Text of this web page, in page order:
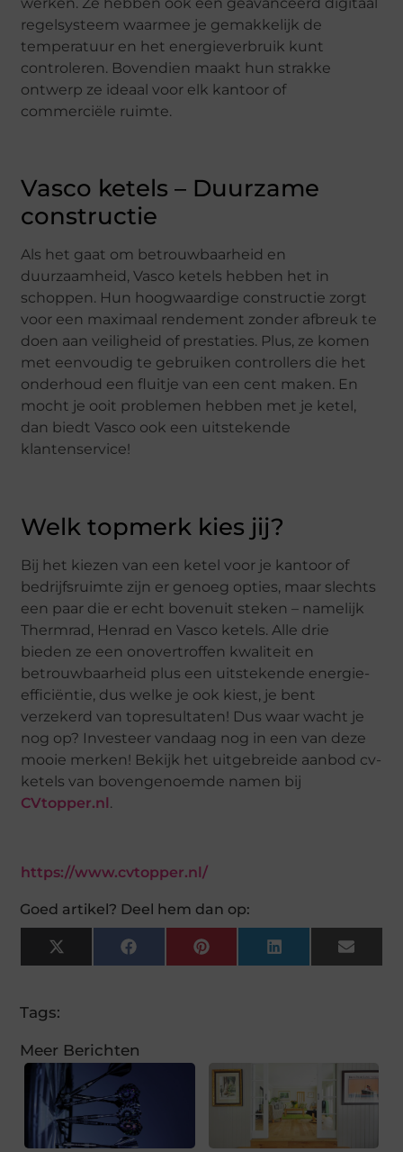
regelsysteem waarmee je gemakkelijk de
temperatuur en het energieverbruik kunt
controleren. Bovendien maakt hun strakke
ontwerp ze ideaal voor elk kantoor of
commerciële ruimte.
Vasco ketels – Duurzame
constructie
Als het gaat om betrouwbaarheid en
duurzaamheid, Vasco ketels hebben het in
schoppen. Hun hoogwaardige constructie zorgt
voor een maximaal rendement zonder afbreuk te
doen aan veiligheid of prestaties. Plus, ze komen
met eenvoudig te gebruiken controllers die het
onderhoud een fluitje van een cent maken. En
mocht je ooit problemen hebben met je ketel,
dan biedt Vasco ook een uitstekende
klantenservice!
Welk topmerk kies jij?
Bij het kiezen van een ketel voor je kantoor of
bedrijfsruimte zijn er genoeg opties, maar slechts
een paar die er echt bovenuit steken – namelijk
Thermrad, Henrad en Vasco ketels. Alle drie
bieden ze een onovertroffen kwaliteit en
betrouwbaarheid plus een uitstekende energie-
efficiëntie, dus welke je ook kiest, je bent
verzekerd van topresultaten! Dus waar wacht je
nog op? Investeer vandaag nog in een van deze
mooie merken! Bekijk het uitgebreide aanbod cv-
ketels van bovengenoemde namen bij
CVtopper.nl.
https://www.cvtopper.nl/
Goed artikel? Deel hem dan op:
X
(Twitter)
FacebookPinterestLinkedInEmail
Tags:
Meer Berichten